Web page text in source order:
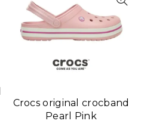
Crocs original crocband
Pearl Pink